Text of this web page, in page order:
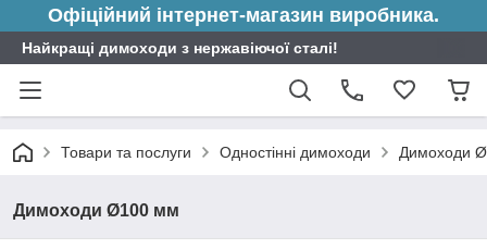
Офіційний інтернет-магазин виробника.
Найкращі димоходи з нержавіючої сталі!
Товари та послуги Одностінні димоходи Димоходи
Димоходи Ø100 мм